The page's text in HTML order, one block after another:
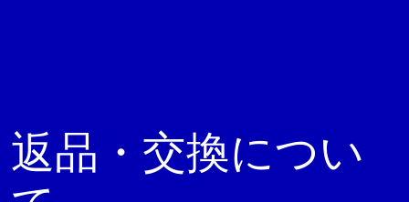
返品・交換につい